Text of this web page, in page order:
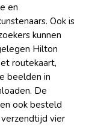
en
Ook is
kunnen
Hilton
routekaart,
beelden in
De
ook besteld
vier